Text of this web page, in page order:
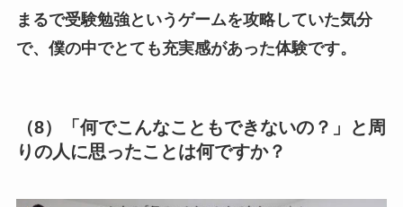
まるで受験勉強というゲームを攻略していた気分
で、僕の中でとても充実感があった体験です。
（8）「何でこんなこともできないの？」と周
りの人に思ったことは何ですか？